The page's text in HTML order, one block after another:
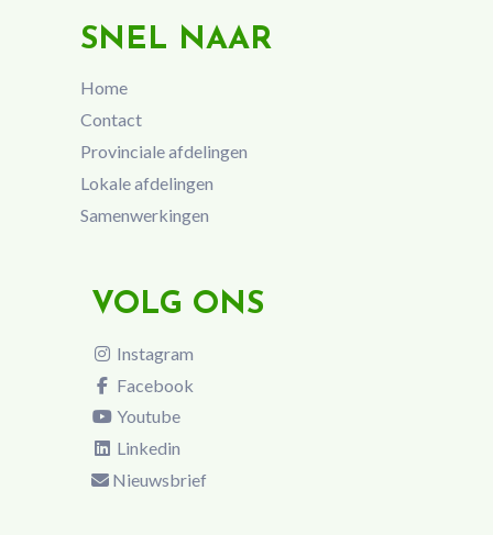
SNEL NAAR
Home
Contact
Provinciale afdelingen
Lokale afdelingen
Samenwerkingen
VOLG ONS
Instagram
Facebook
Youtube
Linkedin
Nieuwsbrief